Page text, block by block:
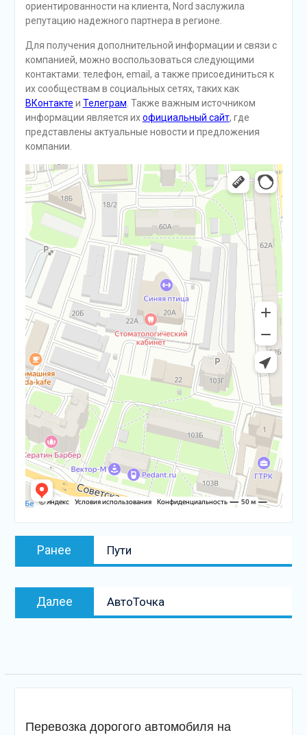
ориентированности на клиента, Nord заслужила
репутацию надежного партнера в регионе.
Для получения дополнительной информации и связи с
компанией, можно воспользоваться следующими
контактами: телефон, email, а также присоединиться к
их сообществам в социальных сетях, таких как
ВКонтакте и Телеграм. Также важным источником
информации является ихофициальный сайт, где
представлены актуальные новости и предложения
компании.
Навигация
Ранее
Предыдущая
запись:
Пути
Далее
Следующая
запись
АвтоТочка
Перевозка дорогого автомобиля на